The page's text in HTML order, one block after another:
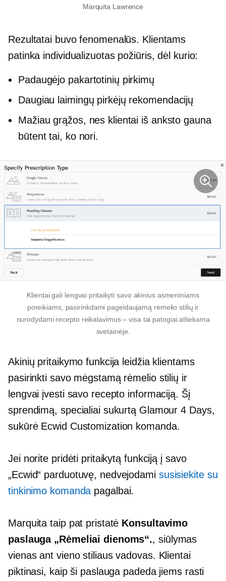
Marquita Lawrence
Rezultatai buvo fenomenalūs. Klientams
patinka individualizuotas požiūris, dėl kurio:
Padaugėjo pakartotinių pirkimų
Daugiau laimingų pirkėjų rekomendacijų
Mažiau grąžos, nes klientai iš anksto gauna
būtent tai, ko nori.
Klientai gali lengvai pritaikyti savo akinius asmeniniams
poreikiams, pasirinkdami pageidaujamą rėmelio stilių ir
nurodydami recepto reikalavimus – visa tai patogiai atliekama
svetainėje.
Akinių pritaikymo funkcija leidžia klientams
pasirinkti savo mėgstamą rėmelio stilių ir
lengvai įvesti savo recepto informaciją. Šį
sprendimą, specialiai sukurtą Glamour 4 Days,
sukūrė Ecwid Customization komanda.
Jei norite pridėti pritaikytą funkciją į savo
„Ecwid“ parduotuvę, nedvejodami susisiekite su
tinkinimo komanda pagalbai.
Marquita taip pat pristatė Konsultavimo
paslauga „Rėmeliai dienoms“., siūlymas
vienas ant vienostiliaus vadovas. Klientai
piktinasi, kaip ši paslauga padeda jiems rasti